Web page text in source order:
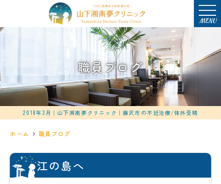
MENU
職員ブログ
2018年3月｜山下湘南夢クリニック｜藤沢市の不妊治療/体外受精
ホーム 職員ブログ
江の島へ